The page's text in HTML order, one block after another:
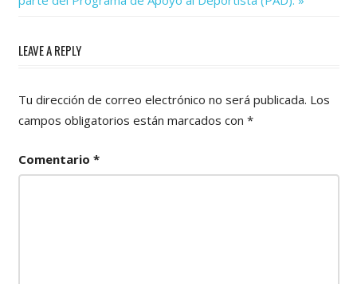
LEAVE A REPLY
Tu dirección de correo electrónico no será publicada. Los
campos obligatorios están marcados con *
Comentario *